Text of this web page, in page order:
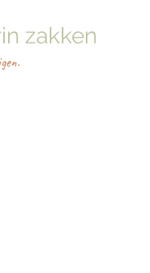
zakken